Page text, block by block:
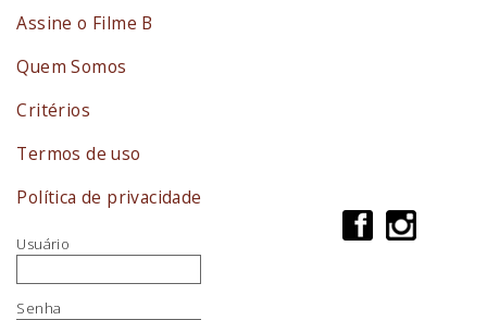
Assine o Filme B
Quem Somos
Critérios
Termos de uso
Política de privacidade
Usuário
Senha